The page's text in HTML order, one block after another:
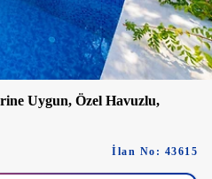
Uygun, Özel Havuzlu,
İlan No: 43615